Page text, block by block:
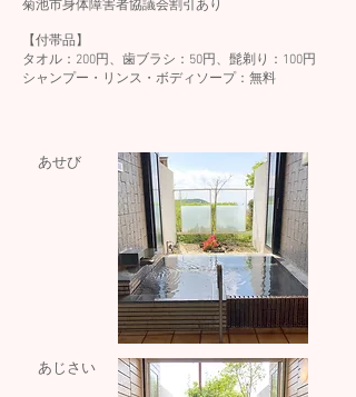
​菊池市身体障害者協議会割引あり
【付帯品】
タオル：200円、歯ブラシ：50円、髭剃り：100円
シャンプー・リンス・ボディソープ：無料
あせび
あじさい